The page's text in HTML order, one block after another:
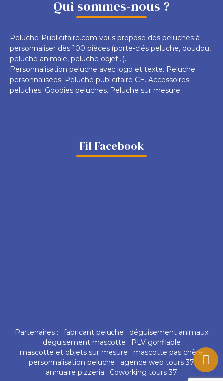
Qui sommes-nous ?
Peluche-Publicitaire.com vous propose des peluches à
personnaliser dès 100 pièces (porte-clés peluche, doudou,
peluche animale, peluche objet...).
Personnalisation peluche avec logo et texte. Peluche
personnalisées. Peluche publicitaire CE. Accessoires
peluches. Goodies peluches. Peluche sur mesure.
Fil Facebook
Partenaires : fabricant peluche
déguisement animaux
déguisement mascotte
PLV gonflable
mascotte et objets sur mesure
mascotte pas chère
personnalisation peluche
agence web tours 37
annuaire pizzeria
Coworking tours 37